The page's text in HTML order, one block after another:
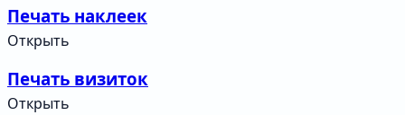
Печать наклеек
Открыть
Печать визиток
Открыть